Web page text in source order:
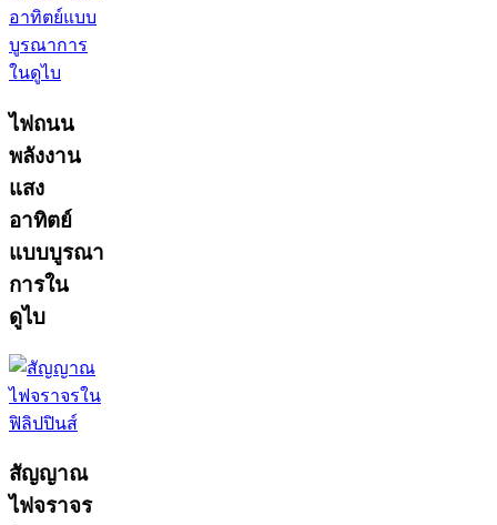
ไฟถนน
พลังงาน
แสง
อาทิตย์
แบบบูรณา
การใน
ดูไบ
สัญญาณ
ไฟจราจร